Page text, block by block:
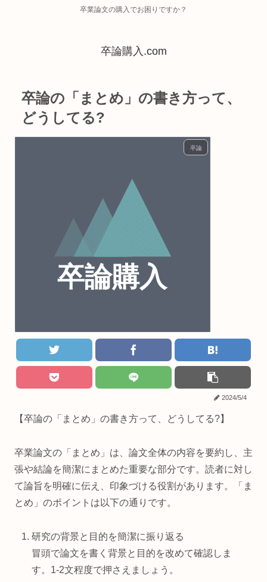
卒業論文の購入でお困りですか？
卒論購入.com
卒論の「まとめ」の書き方って、
どうしてる?
卒論
2024/5/4
【卒論の「まとめ」の書き方って、どうしてる?】
卒業論文の「まとめ」は、論文全体の内容を要約し、主
張や結論を簡潔にまとめた重要な部分です。読者に対し
て論旨を明確に伝え、印象づける役割があります。「ま
とめ」のポイントは以下の通りです。
研究の背景と目的を簡潔に振り返る
冒頭で論文を書く背景と目的を改めて確認しま
す。1-2文程度で押さえましょう。